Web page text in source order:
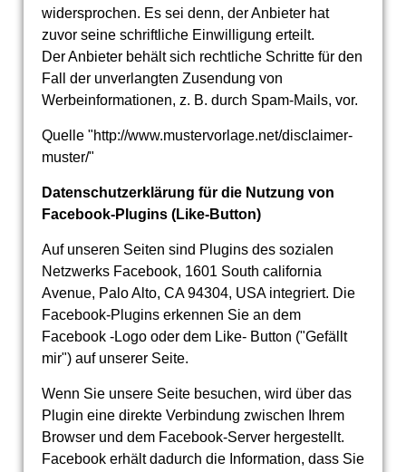
widersprochen. Es sei denn, der Anbieter hat
zuvor seine schriftliche Einwilligung erteilt.
Der Anbieter behält sich rechtliche Schritte für den
Fall der unverlangten Zusendung von
Werbeinformationen, z. B. durch Spam-Mails, vor.
Quelle "http://www.mustervorlage.net/disclaimer-
muster/"
Datenschutzerklärung für die Nutzung von
Facebook-Plugins (Like-Button)
Auf unseren Seiten sind Plugins des sozialen
Netzwerks Facebook, 1601 South california
Avenue, Palo Alto, CA 94304, USA integriert. Die
Facebook-Plugins erkennen Sie an dem
Facebook -Logo oder dem Like- Button ("Gefällt
mir") auf unserer Seite.
Wenn Sie unsere Seite besuchen, wird über das
Plugin eine direkte Verbindung zwischen Ihrem
Browser und dem Facebook-Server hergestellt.
Facebook erhält dadurch die Information, dass Sie